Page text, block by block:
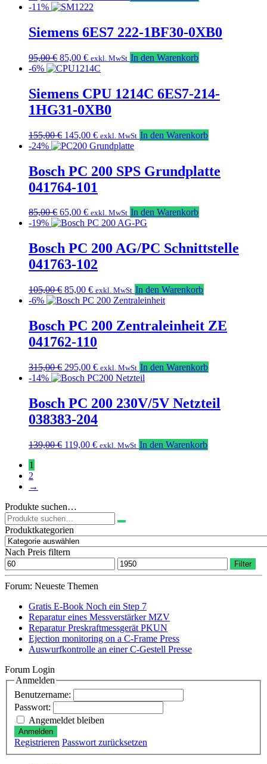
Preis
95,00 €
Preis
85,00 €.
-11%
Siemens 6ES7 222-1BF30-0XB0
95,00€ Ursprünglicher
Preis
95,00 €
85,00 €Aktueller
Preis
85,00 €.
exkl. MwSt In den Warenkorb
-6%
Siemens CPU 1214C 6ES7-214-
1HG31-0XB0
155,00€ Ursprünglicher
Preis
155,00 €
145,00 €Aktueller
Preis
145,00 €.
exkl. MwSt In den Warenkorb
-24%
Bosch PC 200 SPS Grundplatte
041764-101
85,00€ Ursprünglicher
Preis
85,00 €
65,00 €Aktueller
Preis
65,00 €.
exkl. MwSt In den Warenkorb
-19%
Bosch PC 200 AG/PC Schnittstelle
041763-102
105,00€ Ursprünglicher
Preis
105,00 €
85,00 €Aktueller
Preis
85,00 €.
exkl. MwSt In den Warenkorb
-6%
Bosch PC 200 Zentraleinheit ZE
041762-110
315,00€ Ursprünglicher
Preis
315,00 €
295,00 €Aktueller
Preis
295,00 €.
exkl. MwSt In den Warenkorb
-14%
Bosch PC 200 230V/5V Netzteil
038383-204
139,00€ Ursprünglicher
119,00 €Aktueller
exkl. MwSt In den Warenkorb
1
2
→
Produkte suchen…
Suchen
nach:
Produktkategorien
Nach Preis filtern
Min.
Preis
Max.
Preis
Filter
Forum: Neueste Themen
Gratis E-Book Noch ein Step 7
Reparatur eines Messverstärker MZV
Reparatur Preskraftmessgerät PKUN
Ejection monitoring on a C-Frame Press
Auswurfkontrolle an einer C-Gestell Presse
Forum Login
Anmelden
Benutzername:
Passwort:
Angemeldet bleiben
Anmelden
Registrieren Passwort zurücksetzen